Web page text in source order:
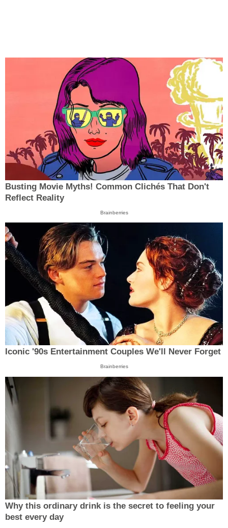
Busting Movie Myths! Common Clichés That Don't
Reflect Reality
Brainberries
Iconic '90s Entertainment Couples We'll Never Forget
Brainberries
Why this ordinary drink is the secret to feeling your
best every day